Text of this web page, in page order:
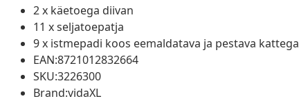
2 x käetoega diivan
11 x seljatoepatja
9 x istmepadi koos eemaldatava ja pestava kattega
EAN:8721012832664
SKU:3226300
Brand:vidaXL